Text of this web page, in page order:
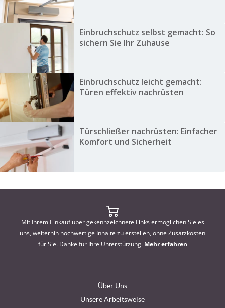
Einbruchschutz selbst gemacht: So
sichern Sie Ihr Zuhause
Einbruchschutz leicht gemacht:
Türen effektiv nachrüsten
Türschließer nachrüsten: Einfacher
Komfort und Sicherheit
Mit Ihrem Einkauf über gekennzeichnete Links ermöglichen Sie es
uns, weiterhin hochwertige Inhalte zu erstellen, ohne Zusatzkosten
für Sie. Danke für Ihre Unterstützung. Mehr erfahren
Über Uns
Unsere Arbeitsweise